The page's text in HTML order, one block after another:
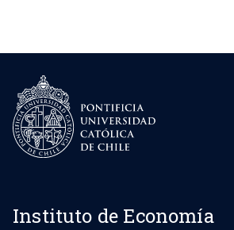
Instituto de Economía